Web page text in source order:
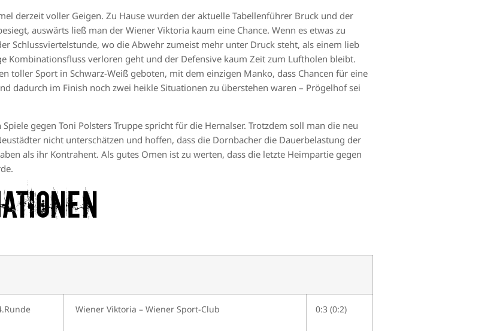
derzeit voller Geigen. Zu Hause wurden der aktuelle Tabellenführer Bruck und der
auswärts ließ man der Wiener Viktoria kaum eine Chance. Wenn es etwas zu
Schlussviertelstunde, wo die Abwehr zumeist mehr unter Druck steht, als einem lieb
Kombinationsfluss verloren geht und der Defensive kaum Zeit zum Luftholen bleibt.
toller Sport in Schwarz-Weiß geboten, mit dem einzigen Manko, dass Chancen für eine
dadurch im Finish noch zwei heikle Situationen zu überstehen waren – Prögelhof sei
gegen Toni Polsters Truppe spricht für die Hernalser. Trotzdem soll man die neu
nicht unterschätzen und hoffen, dass die Dornbacher die Dauerbelastung der
als ihr Kontrahent. Als gutes Omen ist zu werten, dass die letzte Heimpartie gegen
Wiener Viktoria – Wiener Sport-Club 0:3 (0:2)